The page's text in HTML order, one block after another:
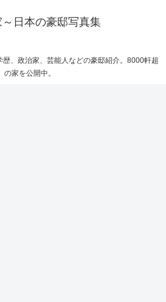
日本の豪邸写真集
、政治家、芸能人などの豪邸紹介。8000軒超
の家を公開中。